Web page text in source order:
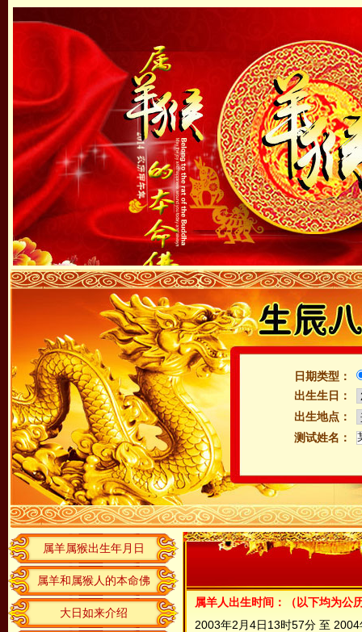
日期类型：
出生生日：
出生地点：
测试姓名：
属羊属猴出生年月日
属羊和属猴人的本命佛
大日如来介绍
属羊人出生时间：（以下均为公
2003年2月4日13时57分 至